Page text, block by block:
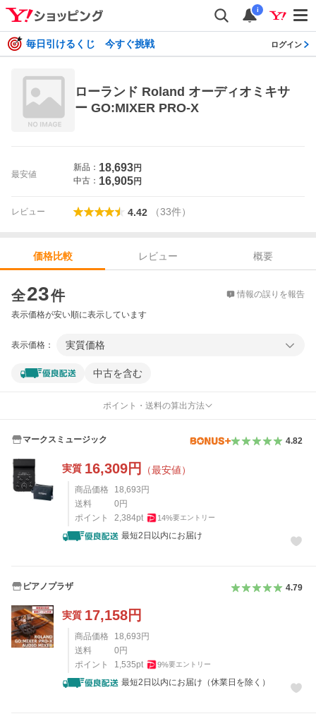
i
毎日引けるくじ 今すぐ挑戦 ログイン
ローランド Roland オーディオミキサ
ー GO:MIXER PRO-X
最安値
新品： 18,693円
中古： 16,905円
レビュー 4.42 （33件）
価格比較 レビュー
概要
全23件 情報の誤りを報告
表示価格が安い順に表示しています
表示価格： 実質価格
中古を含む
ポイント・送料の算出方法
マークスミュージック 4.82
実質 16,309円 （最安値）
商品価格 18,693 円
送料
0 円
ポイント
2,384pt 14%要エントリー
最短2日以内にお届け
ピアノプラザ 4.79
実質 17,158円
商品価格 18,693 円
送料
0 円
ポイント
1,535pt 9%要エントリー
最短2日以内にお届け（休業日を除く）